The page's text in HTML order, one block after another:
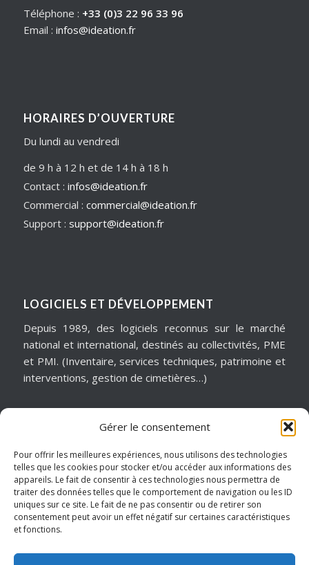
Gérer le consentement
Pour offrir les meilleures expériences, nous utilisons des technologies
telles que les cookies pour stocker et/ou accéder aux informations des
appareils. Le fait de consentir à ces technologies nous permettra de
traiter des données telles que le comportement de navigation ou les ID
uniques sur ce site. Le fait de ne pas consentir ou de retirer son
consentement peut avoir un effet négatif sur certaines caractéristiques
et fonctions.
Téléphone : +33 (0)3 22 96 33 96
Email : infos@ideation.fr
HORAIRES D’OUVERTURE
Du lundi au vendredi
de 9 h à 12 h et de 14 h à 18 h
Contact : infos@ideation.fr
Commercial : commercial@ideation.fr
Support : support@ideation.fr
LOGICIELS ET DÉVELOPPEMENT
Depuis 1989, des logiciels reconnus sur le marché
national et international, destinés au collectivités, PME
et PMI. (Inventaire, services techniques, patrimoine et
interventions, gestion de cimetières…)
MATÉRIELS & ASSISTANCE
Installation, dépannage, assistance informatique,
sécurité informatique, infogérance, virtualisation, cloud
services, internet… Pour garantir notre réactivité, nous
intervenons sur un périmètre géographique de
proximité.